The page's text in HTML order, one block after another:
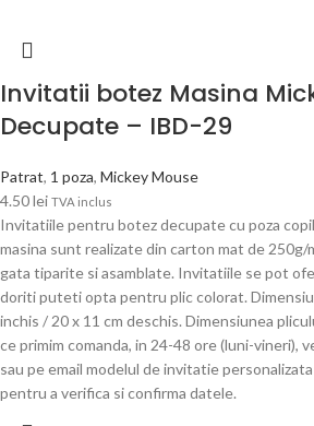
Invitatii botez Masina
Decupate – IBD-29
Patrat, 1 poza, Mickey Mouse
4.50lei TVA inclus
Invitatiile pentru botez decupate cu poza
masina sunt realizate din carton mat de
gata tiparite si asamblate. Invitatiile se pot
doriti puteti opta pentru plic colorat.
inchis / 20 x 11 cm deschis. Dimensiunea
ce primim comanda, in 24-48 ore (luni-vineri),
sau pe email modelul de invitatie
pentru a verifica si confirma datele.